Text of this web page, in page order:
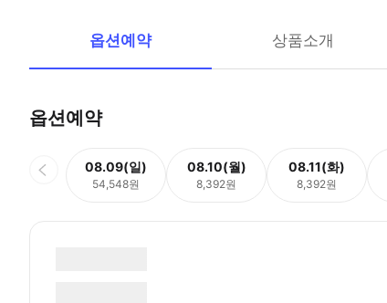
옵션예약 상품소개
옵션예약
08.09(일)
54,548원
08.10(월)
8,392원
08.11(화)
8,392원